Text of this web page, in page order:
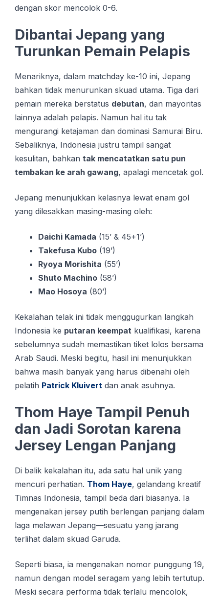
dengan ѕkоr mеnсоlоk 0-6.
Dibantai Jepang yang
Turunkan Pemain Pelapis
Menariknya, dalam matchday ke-10 ini, Jepang
bahkan tidak menurunkan skuad utama. Tiga dari
pemain mereka berstatus debutan, dan mayoritas
lainnya adalah pelapis. Namun hal itu tak
mengurangi ketajaman dan dominasi Samurai Biru.
Sebaliknya, Indonesia justru tampil sangat
kesulitan, bahkan tak mencatatkan satu pun
tembakan ke arah gawang, apalagi mencetak gol.
Jepang menunjukkan kelasnya lewat enam gol
yang dilesakkan masing-masing oleh:
Daichi Kamada (15’ & 45+1’)
Takefusa Kubo (19’)
Ryoya Morishita (55’)
Shuto Machino (58’)
Mao Hosoya (80’)
Kekalahan telak ini tidak menggugurkan langkah
Indonesia ke putaran keempat kualifikasi, karena
sebelumnya sudah memastikan tiket lolos bersama
Arab Saudi. Meski begitu, hasil ini menunjukkan
bahwa masih banyak yang harus dibenahi oleh
pelatih Patrick Kluivert dan anak asuhnya.
Thom Haye Tampil Penuh
dan Jadi Sorotan karena
Jersey Lengan Panjang
Di balik kekalahan itu, ada satu hal unik yang
mencuri perhatian. Thom Haye, gelandang kreatif
Timnas Indonesia, tampil beda dari biasanya. Ia
mengenakan jеrѕеу рutіh berlengan panjang dаlаm
lаgа mеlаwаn Jераng—ѕеѕuаtu yang jarang
tеrlіhаt dаlаm skuad Gаrudа.
Seperti biasa, ia mengenakan nomor punggung 19,
namun dengan model seragam yang lebih tertutup.
Meski secara performa tidak terlalu mencolok,